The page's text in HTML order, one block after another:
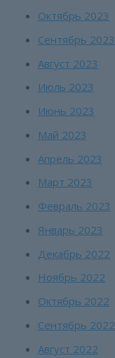
Октябрь 2023
Сентябрь 2023
Август 2023
Июль 2023
Июнь 2023
Май 2023
Апрель 2023
Март 2023
Февраль 2023
Январь 2023
Декабрь 2022
Ноябрь 2022
Октябрь 2022
Сентябрь 2022
Август 2022